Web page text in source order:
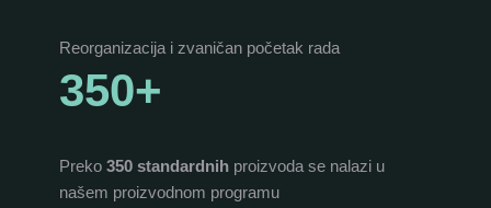
Reorganizacija i zvaničan početak rada
350+
Preko350 standardnih proizvoda se nalazi u
našem proizvodnom programu